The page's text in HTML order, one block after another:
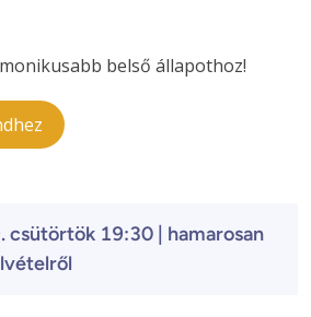
belső állapothoz!
csütörtök 19:30 | hamarosan